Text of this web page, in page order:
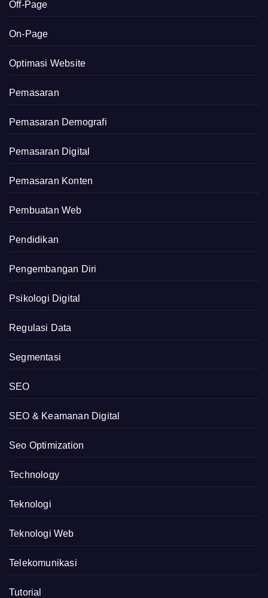
Off-Page
On-Page
Optimasi Website
Pemasaran
Pemasaran Demografi
Pemasaran Digital
Pemasaran Konten
Pembuatan Web
Pendidikan
Pengembangan Diri
Psikologi Digital
Regulasi Data
Segmentasi
SEO
SEO & Keamanan Digital
Seo Optimization
Technology
Teknologi
Teknologi Web
Telekomunikasi
Tutorial